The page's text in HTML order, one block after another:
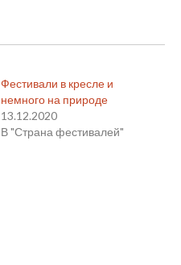
Фестивали в кресле и
немного на природе
13.12.2020
В "Страна фестивалей"